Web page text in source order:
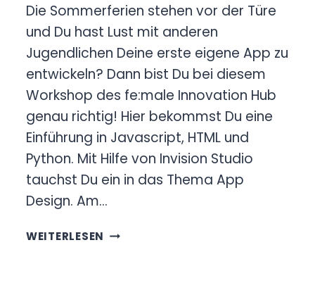
Die Sommerferien stehen vor der Türe
und Du hast Lust mit anderen
Jugendlichen Deine erste eigene App zu
entwickeln? Dann bist Du bei diesem
Workshop des fe:male Innovation Hub
genau richtig! Hier bekommst Du eine
Einführung in Javascript, HTML und
Python. Mit Hilfe von Invision Studio
tauchst Du ein in das Thema App
Design. Am…
WEITERLESEN STARTE